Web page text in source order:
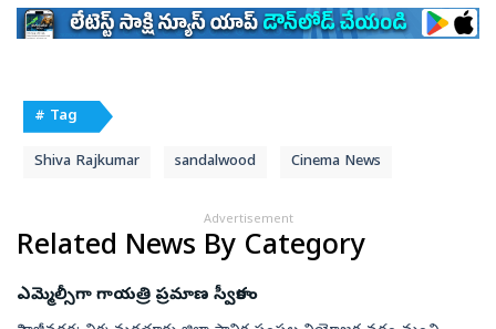
# Tag
Shiva Rajkumar sandalwood Cinema News
Advertisement
Related News By Category
ఎమ్మెల్సీగా గాయత్రి ప్రమాణ స్వీకారం